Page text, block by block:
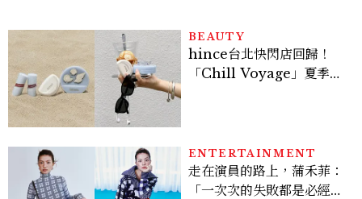
BEAUTY
hince台北快閃店回歸！
「Chill Voyage」夏季限
ENTERTAINMENT
走在演員的路上，蒲禾菲：
「一次次的失敗都是必經過